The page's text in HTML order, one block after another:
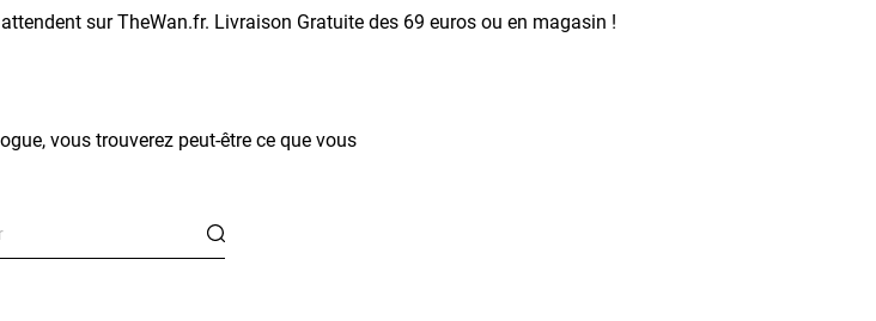
sur TheWan.fr. Livraison Gratuite des 69 euros ou en magasin !
vous trouverez peut-être ce que vous